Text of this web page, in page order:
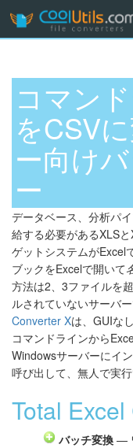
コマン
をCSV
ー向け
ー
データベース、分析パ
給する必要があるXLS
ゲットシステムがExcel
ブックをExcelで開いて
方法は2、3ファイルを
ルされていないサーバ
Converter Xは、GUIな
コマンドラインから
Windowsサーバーにイ
呼び出して、無人で実行
Total
バッチ変換 —